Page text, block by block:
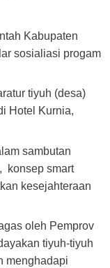
Kabupaten
sosialiasi progam
tiyuh (desa)
Hotel Kurnia,
sambutan
konsep smart
kesejahteraan
oleh Pemprov
tiyuh-tiyuh
menghadapi